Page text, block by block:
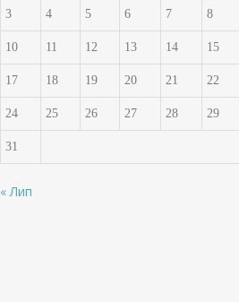
3 4 5 6 7 8
10 11 12 13 14 15
17 18 19 20 21 22
24 25 26 27 28 29
31
« Лип